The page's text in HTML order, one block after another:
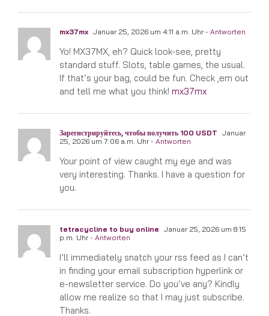
mx37mx Januar 25, 2026 um 4:11 a.m. Uhr- Antworten
Yo! MX37MX, eh? Quick look-see, pretty
standard stuff. Slots, table games, the usual.
If that’s your bag, could be fun. Check ‚em out
and tell me what you think! mx37mx
Зарегистрируйтесь, чтобы получить 100 USDT Januar
25, 2026 um 7:06 a.m. Uhr- Antworten
Your point of view caught my eye and was
very interesting. Thanks. I have a question for
you.
tetracycline to buy online Januar 25, 2026 um 8:15
p.m. Uhr- Antworten
I’ll immediately snatch your rss feed as I can’t
in finding your email subscription hyperlink or
e-newsletter service. Do you’ve any? Kindly
allow me realize so that I may just subscribe.
Thanks.